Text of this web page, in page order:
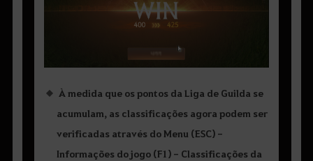
À medida que os pontos da Liga de Guilda se
acumulam, as classificações agora podem ser
verificadas através do Menu (ESC) -
Informações do jogo (F1) - Classificações da